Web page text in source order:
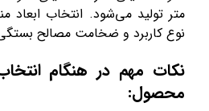
متر تولید می‌شود. انتخاب ابعاد
نوع کاربرد و ضخامت مصالح
نکات مهم در هنگام
محصول: